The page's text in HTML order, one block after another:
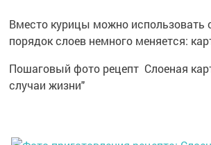
Вместо курицы можно использовать
порядок слоев немного меняется:
Пошаговый фото рецепт Слоеная
случаи жизни"